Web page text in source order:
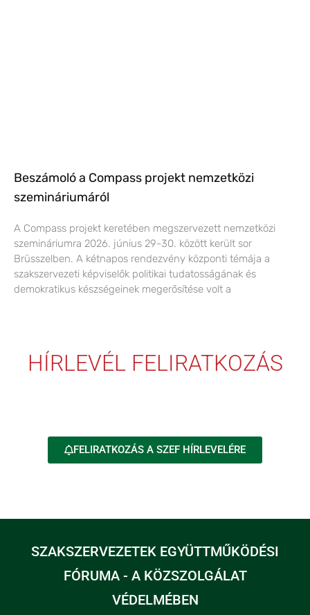
Beszámoló a Compass projekt nemzetközi
szemináriumáról
A Compass projekt keretében megszervezett nemzetközi
szemináriumra 2026. június 29-30. között került sor
Brüsszelben. A kétnapos rendezvény központi témája a
szakszervezeti képviselők politikai tudatosságának és
demokratikus készségeinek megerősítése volt a
HÍRLEVÉL FELIRATKOZÁS
FELIRATKOZÁS A SZEF HÍRLEVELÉRE
SZAKSZERVEZETEK EGYÜTTMŰKÖDÉSI
FÓRUMA - A KÖZSZOLGÁLAT
VÉDELMÉBEN